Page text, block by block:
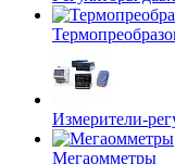
Измерители-
Мегаомметры